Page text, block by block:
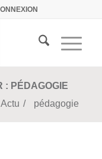
: PÉDAGOGIE
Actu / pédagogie